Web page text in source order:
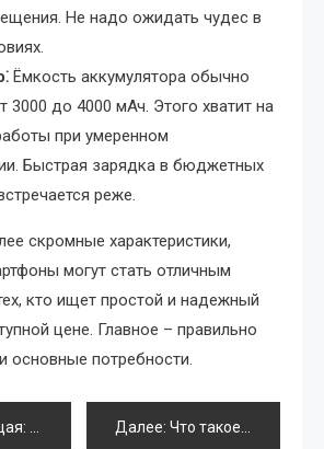
Не надо ожидать чудес в
Ёмкость аккумулятора обычно
3000 до 4000 мАч. Этого хватит на
при умеренном
Быстрая зарядка в бюджетных
реже.
скромные характеристики,
могут стать отличным
кто ищет простой и надежный
цене. Главное – правильно
основные потребности.
Разгон процессоров Intel Core i5 4690K
Далее: Что такое шлейф для жесткого диска?